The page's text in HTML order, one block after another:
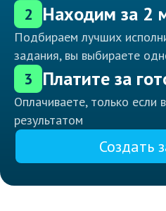
2 Находим за 2
Подбираем лучших
задания, вы выбираете
3 Платите за
Оплачиваете, только если
результатом
Создать